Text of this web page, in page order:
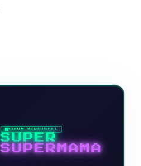
NIEUW VIDEOSPEL
SUPER
SUPERMAMA